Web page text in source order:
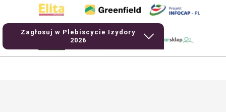
Zagłosuj w Plebiscycie Izydory
2026